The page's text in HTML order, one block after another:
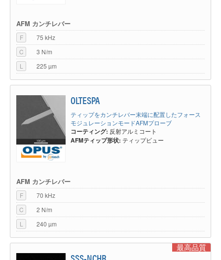
AFM カンチレバー
F
75 kHz
C
3 N/m
L
225 µm
OLTESPA
ティップをカンチレバー末端に配置したフォース
モジュレーションモードAFMプローブ
コーティング: 反射アルミコート
AFMティップ形状: ティップビュー
AFM カンチレバー
F
70 kHz
C
2 N/m
L
240 µm
最高品質